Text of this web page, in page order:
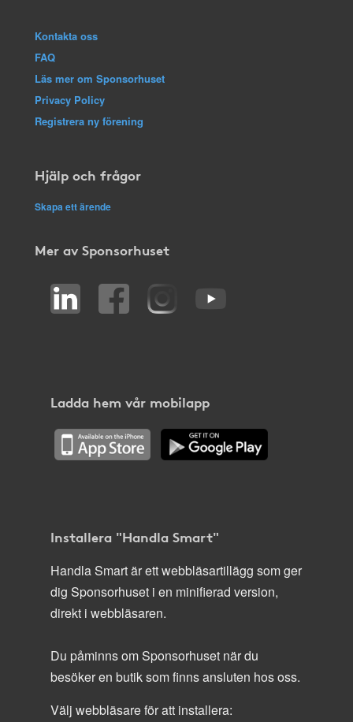
Kontakta oss
FAQ
Läs mer om Sponsorhuset
Privacy Policy
Registrera ny förening
Hjälp och frågor
Skapa ett ärende
Mer av Sponsorhuset
Ladda hem vår mobilapp
Installera "Handla Smart"
Handla Smart är ett webbläsartillägg som ger
dig Sponsorhuset i en minifierad version,
direkt i webbläsaren.
Du påminns om Sponsorhuset när du
besöker en butik som finns ansluten hos oss.
Välj webbläsare för att installera: